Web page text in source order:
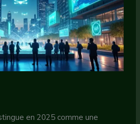
en 2025 comme une